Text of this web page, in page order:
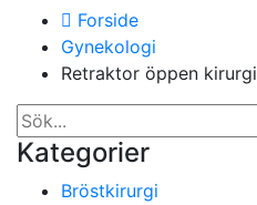
Forside
Gynekologi
Retraktor öppen kirurgi
Kategorier
Bröstkirurgi